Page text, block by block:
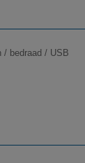
/ bedraad / USB